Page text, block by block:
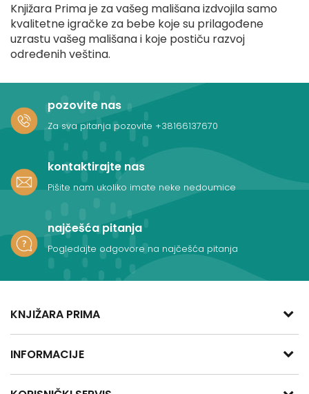
Knjižara Prima je za vašeg mališana izdvojila samo
kvalitetne igračke za bebe koje su prilagođene
uzrastu vašeg mališana i koje postiču razvoj
određenih veština.
pozovite nas
Za sva pitanja pozovite +38166137670
kontaktirajte nas
Pišite nam ukoliko imate neke nedoumice
najčešća pitanja
Pogledajte odgovore na najčešća pitanja
KNJIŽARA PRIMA
Kralja Aleksandra Obrenovića 47
11400 Mladenovac, Srbija
INFORMACIJE